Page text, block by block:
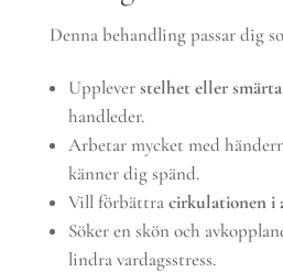
Denna behandling passar dig
Uppleverstelhet eller smärta
handleder.
Arbetar mycket med
känner dig spänd.
Vill förbättracirkulationen i
Söker en skön och
lindra vardagsstress.